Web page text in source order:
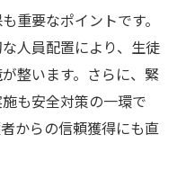
見極めるポイント
ず確認したい事項
危険な特徴とは
ポートの充実度検証
指導の安全ポイント
重要なポイントです。
人員配置により、生徒
整います。さらに、緊
も安全対策の一環で
からの信頼獲得にも直